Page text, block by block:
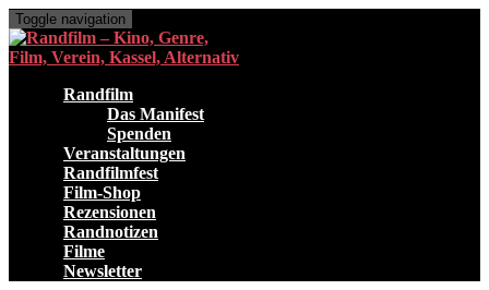
Toggle navigation
Randfilm
Das Manifest
Spenden
Veranstaltungen
Randfilmfest
Film-Shop
Rezensionen
Randnotizen
Filme
Newsletter